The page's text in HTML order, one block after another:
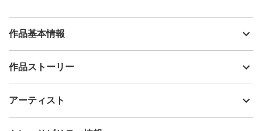
作品基本情報
出品者
制作年
技法
アクリル
作品ストーリー
た。このフクロウは、羽を模した花びらのようなカラフルなモチ
アーティスト